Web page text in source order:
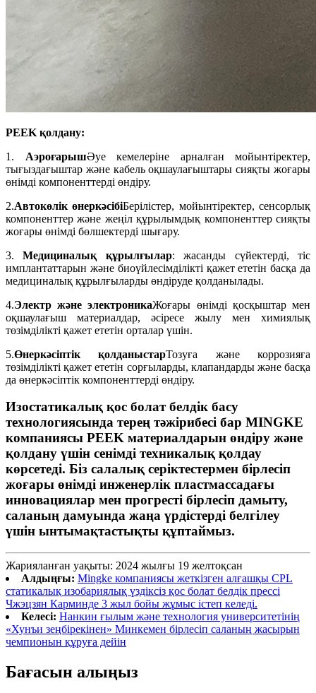
PEEK қолдану:
1. АэроғарышӘуе кемелеріне арналған мойынтіректер,
тығыздағыштар және кабель оқшаулағыштары сияқты жоғары
өнімді компоненттерді өндіру.
2.Автокөлік өнеркәсібіБерілістер, мойынтіректер, сенсорлық
компоненттер және жеңіл құрылымдық компоненттер сияқты
жоғары өнімді бөлшектерді шығару.
3.Медициналық құрылғылар: жасанды сүйектерді, тіс
имплантаттарын және биоүйлесімділікті қажет ететін басқа да
медициналық құрылғыларды өндіруде қолданылады.
4.Электр және электроникаЖоғары өнімді қосқыштар мен
оқшаулағыш материалдар, әсіресе жылу мен химиялық
төзімділікті қажет ететін орталар үшін.
5.Өнеркәсіптік қолданыстарТозуға және коррозияға
төзімділікті қажет ететін сорғыларды, клапандарды және басқа
да өнеркәсіптік компоненттерді өндіру.
Изостатикалық қос болат белдік басу
технологиясында терең тәжірибесі бар MINGKE
компаниясы PEEK материалдарын өндіру және
қолдану үшін сенімді техникалық қолдау
көрсетеді. Біз салалық серіктестермен бірлесіп
жоғары өнімді инженерлік пластмассадағы
инновациялар мен прогресті бірлесіп дамыту,
саланың дамуында жаңа үрдістерді белгілеу
үшін ынтымақтастықты құптаймыз.
Жарияланған уақыты: 2024 жылғы 19 желтоқсан
Алдыңғы: Mingke компаниясы жеткізген алғашқы CPL
статикалық изобариялық үздіксіз қос болат белдік прессі
Чжэцзян Карминде 3 жыл бойы жұмыс істеп келеді.
Келесі: Нанкин ғылым және технология университетінің
«Хунъи зеңбірекінен» Минкемен бірлесіп саланың жасырын
чемпионын құруға дейін
Бағасын алыңыз